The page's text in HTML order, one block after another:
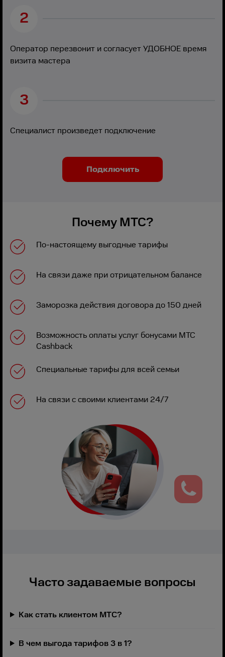
2
Оператор перезвонит и согласует УДОБНОЕ время
визита мастера
3
Специалист произведет подключение
Подключить
Почему МТС?
По-настоящему выгодные тарифы
На связи даже при отрицательном балансе
Заморозка действия договора до 150 дней
Возможность оплаты услуг бонусами МТС
Cashback
Специальные тарифы для всей семьи
На связи с своими клиентами 24/7
Часто задаваемые вопросы
Как стать клиентом МТС?
В чем выгода тарифов 3 в 1?